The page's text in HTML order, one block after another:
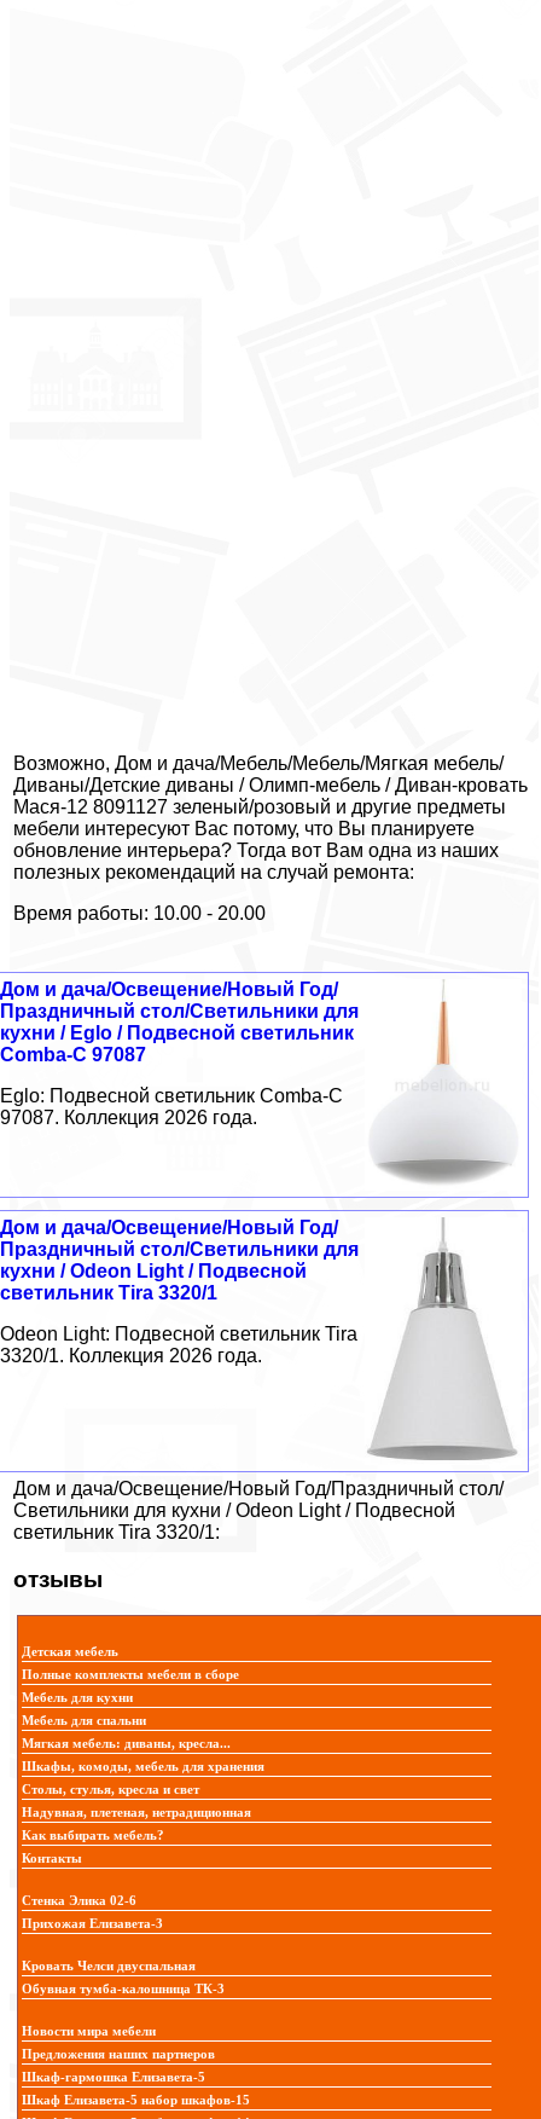
Возможно, Дом и дача/Мебель/Мебель/Мягкая мебель/
Диваны/Детские диваны / Олимп-мебель / Диван-кровать
Мася-12 8091127 зеленый/розовый и другие предметы
мебели интересуют Вас потому, что Вы планируете
обновление интерьера? Тогда вот Вам одна из наших
полезных рекомендаций на случай ремонта:
Время работы: 10.00 - 20.00
Дом и дача/Освещение/Новый Год/
Праздничный стол/Светильники для
кухни / Eglo / Подвесной светильник
Comba-C 97087
Eglo: Подвесной светильник Comba-C
97087. Коллекция 2026 года.
Дом и дача/Освещение/Новый Год/
Праздничный стол/Светильники для
кухни / Odeon Light / Подвесной
светильник Tira 3320/1
Odeon Light: Подвесной светильник Tira
3320/1. Коллекция 2026 года.
Дом и дача/Освещение/Новый Год/Праздничный стол/
Светильники для кухни / Odeon Light / Подвесной
светильник Tira 3320/1:
отзывы
Детская мебель
Полные комплекты мебели в сборе
Мебель для кухни
Мебель для спальни
Мягкая мебель: диваны, кресла...
Шкафы, комоды, мебель для хранения
Столы, стулья, кресла и свет
Надувная, плетеная, нетрадиционная
Как выбирать мебель?
Контакты
Стенка Элика 02-6
Прихожая Елизавета-3
Кровать Челси двуспальная
Обувная тумба-калошница ТК-3
Новости мира мебели
Предложения наших партнеров
Шкаф-гармошка Елизавета-5
Шкаф Елизавета-5 набор шкафов-15